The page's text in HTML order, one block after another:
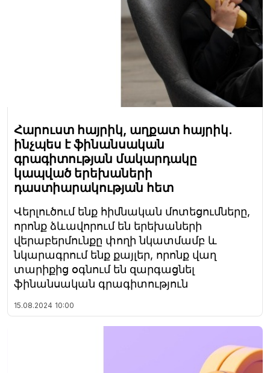
Հարուստ հայրիկ, աղքատ հայրիկ.
ինչպես է ֆինանսական
գրագիտության մակարդակը
կապված երեխաների
դաստիարակության հետ
Վերլուծում ենք հիմնական մոտեցումները,
որոնք ձևավորում են երեխաների
վերաբերմունքը փողի նկատմամբ և
նկարագրում ենք քայլեր, որոնք վաղ
տարիքից օգնում են զարգացնել
ֆինանսական գրագիտություն
15.08.2024 10:00